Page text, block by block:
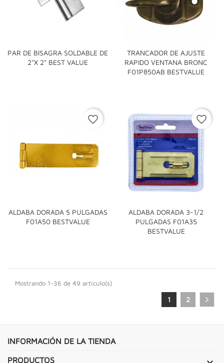
PAR DE BISAGRA SOLDABLE DE
2"x 2" BEST VALUE
TRANCADOR DE AJUSTE
RAPIDO VENTANA BRONC
F01P850AB BESTVALUE
ALDABA DORADA 5 PULGADAS
F01A50 BESTVALUE
favorite_border
ALDABA DORADA 3-1/2
PULGADAS F01A35
BESTVALUE
favorite_border
Mostrando 1-36 de 49 artículo(s)
1 2
INFORMACIÓN DE LA TIENDA
PRODUCTOS